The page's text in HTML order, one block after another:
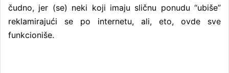
čudno, jer (se) neki koji imaju sličnu ponudu “ubiše”
reklamirajući se po internetu, ali, eto, ovde sve
funkcioniše.